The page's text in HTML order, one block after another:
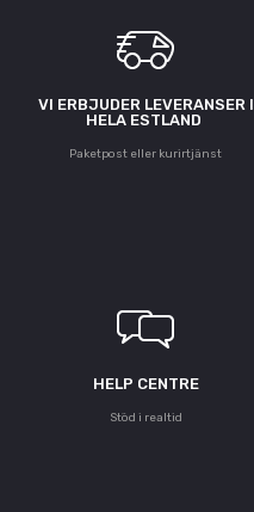
VI ERBJUDER LEVERANSER I
HELA ESTLAND
Paketpost eller kurirtjänst
HELP CENTRE
Stöd i realtid